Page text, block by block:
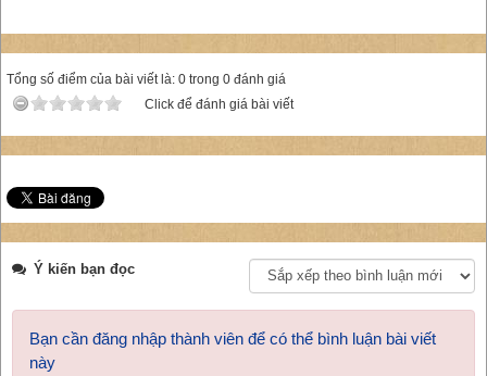
Tổng số điểm của bài viết là: 0 trong 0 đánh giá
Click để đánh giá bài viết
Ý kiến bạn đọc
Bạn cần đăng nhập thành viên để có thể bình luận bài viết
này